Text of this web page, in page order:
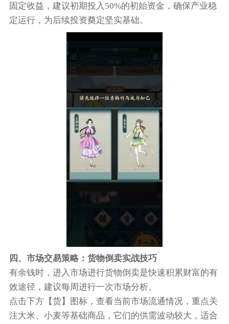
固定收益，建议初期投入50%的初始资金，确保产业稳
定运行，为后续投资奠定坚实基础。
四、市场交易策略：货物倒卖实战技巧
有余钱时，进入市场进行货物倒卖是快速积累财富的有
效途径，建议每周进行一次市场分析。
点击下方【货】图标，查看当前市场流通情况，重点关
注大米、小麦等基础商品，它们的供需波动较大，适合